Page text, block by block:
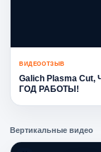
ВИДЕООТЗЫВ
Galich Plasma Cut,
ГОД РАБОТЫ!
Вертикальные видео